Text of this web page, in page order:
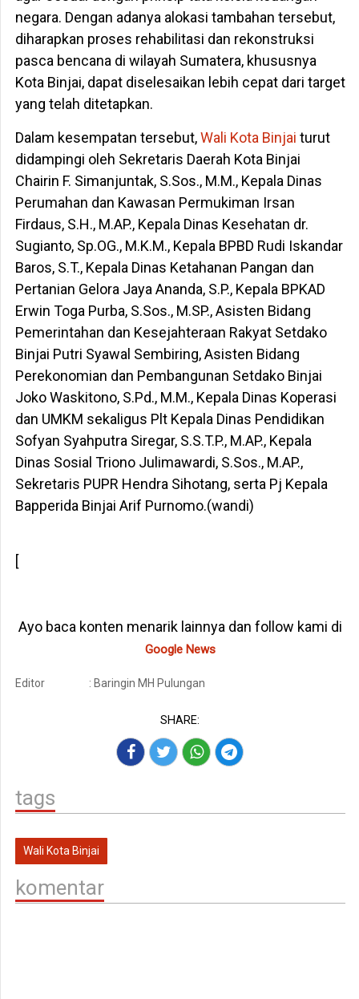
negara. Dengan adanya alokasi tambahan tersebut,
diharapkan proses rehabilitasi dan rekonstruksi
pasca bencana di wilayah Sumatera, khususnya
Kota Binjai, dapat diselesaikan lebih cepat dari target
yang telah ditetapkan.
Dalam kesempatan tersebut,Wali Kota Binjai turut
didampingi oleh Sekretaris Daerah Kota Binjai
Chairin F. Simanjuntak, S.Sos., M.M., Kepala Dinas
Perumahan dan Kawasan Permukiman Irsan
Firdaus, S.H., M.AP., Kepala Dinas Kesehatan dr.
Sugianto, Sp.OG., M.K.M., Kepala BPBD Rudi Iskandar
Baros, S.T., Kepala Dinas Ketahanan Pangan dan
Pertanian Gelora Jaya Ananda, S.P., Kepala BPKAD
Erwin Toga Purba, S.Sos., M.SP., Asisten Bidang
Pemerintahan dan Kesejahteraan Rakyat Setdako
Binjai Putri Syawal Sembiring, Asisten Bidang
Perekonomian dan Pembangunan Setdako Binjai
Joko Waskitono, S.Pd., M.M., Kepala Dinas Koperasi
dan UMKM sekaligus Plt Kepala Dinas Pendidikan
Sofyan Syahputra Siregar, S.S.T.P., M.AP., Kepala
Dinas Sosial Triono Julimawardi, S.Sos., M.AP.,
Sekretaris PUPR Hendra Sihotang, serta Pj Kepala
Bapperida Binjai Arif Purnomo.(wandi)
[
Ayo baca konten menarik lainnya dan follow kami di
Google News
Editor : Baringin MH Pulungan
SHARE:
tags
Wali Kota Binjai
komentar